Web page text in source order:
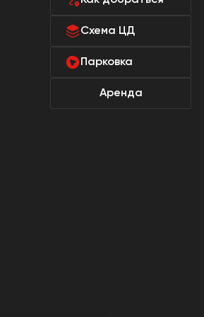
Схема ЦД
Парковка
Аренда